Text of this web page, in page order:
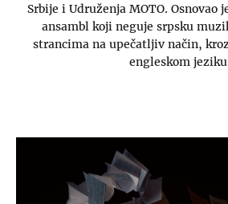
Srbije i Udruženja MOTO. Osnovao
ansambl koji neguje srpsku
strancima na upečatljiv način,
engleskom